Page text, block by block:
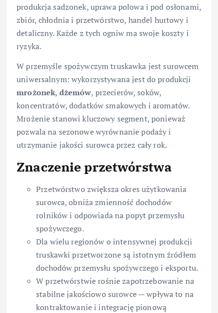
produkcja sadzonek, uprawa polowa i pod osłonami,
zbiór, chłodnia i przetwórstwo, handel hurtowy i
detaliczny. Każde z tych ogniw ma swoje koszty i
ryzyka.
W przemyśle spożywczym truskawka jest surowcem
uniwersalnym: wykorzystywana jest do produkcji
mrożonek, dżemów, przecierów, soków,
koncentratów, dodatków smakowych i aromatów.
Mrożenie stanowi kluczowy segment, ponieważ
pozwala na sezonowe wyrównanie podaży i
utrzymanie jakości surowca przez cały rok.
Znaczenie przetwórstwa
Przetwórstwo zwiększa okres użytkowania
surowca, obniża zmienność dochodów
rolników i odpowiada na popyt przemysłu
spożywczego.
Dla wielu regionów o intensywnej produkcji
truskawki przetworzone są istotnym źródłem
dochodów przemysłu spożywczego i eksportu.
W przetwórstwie rośnie zapotrzebowanie na
stabilne jakościowo surowce — wpływa to na
kontraktowanie i integrację pionową